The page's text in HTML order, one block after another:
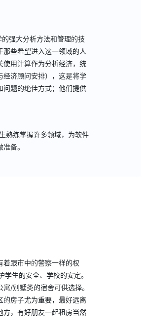
强大分析方法和管理的技
些希望进入这一领域的人
使用计算作为分析经济，统
经济顾问安排），这是将学
问题的绝佳方式；他们提供
熟练掌握许多领域，为软件
备。
着跟市中的警察一样的权
生的安全、学校的安定。
/别墅类的宿舍可供选择。
的房子尤为重要，最好远离
方，有好朋友一起租房当然